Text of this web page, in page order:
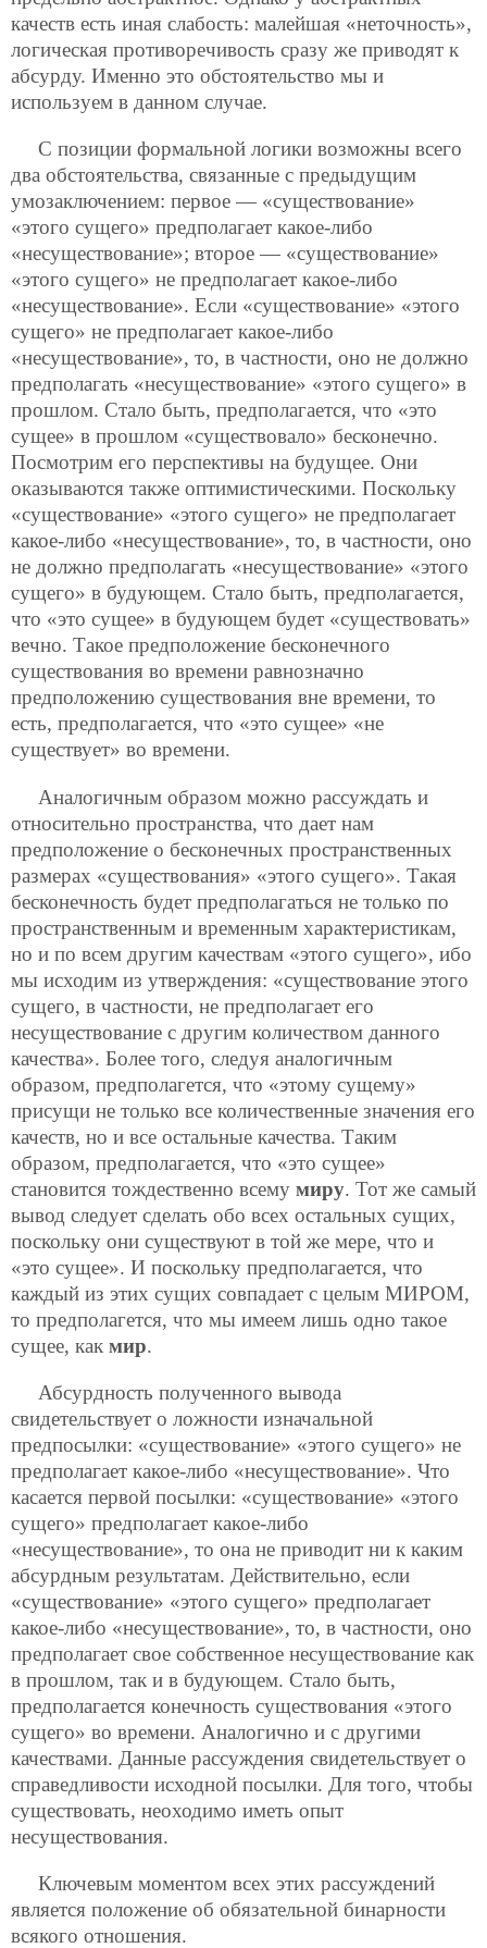
качеств есть иная слабость: малейшая «неточность»,
логическая противоречивость сразу же приводят к
абсурду. Именно это обстоятельство мы и
используем в данном случае.
С позиции формальной логики возможны всего
два обстоятельства, связанные с предыдущим
умозаключением: первое — «существование»
«этого сущего» предполагает какое-либо
«несуществование»; второе — «существование»
«этого сущего» не предполагает какое-либо
«несуществование». Если «существование» «этого
сущего» не предполагает какое-либо
«несуществование», то, в частности, оно не должно
предполагать «несуществование» «этого сущего» в
прошлом. Стало быть, предполагается, что «это
сущее» в прошлом «существовало» бесконечно.
Посмотрим его перспективы на будущее. Они
оказываются также оптимистическими. Поскольку
«существование» «этого сущего» не предполагает
какое-либо «несуществование», то, в частности, оно
не должно предполагать «несуществование» «этого
сущего» в будующем. Стало быть, предполагается,
что «это сущее» в будующем будет «существовать»
вечно. Такое предположение бесконечного
существования во времени равнозначно
предположению существования вне времени, то
есть, предполагается, что «это сущее» «не
существует» во времени.
Аналогичным образом можно рассуждать и
относительно пространства, что дает нам
предположение о бесконечных пространственных
размерах «существования» «этого сущего». Такая
бесконечность будет предполагаться не только по
пространственным и временным характеристикам,
но и по всем другим качествам «этого сущего», ибо
мы исходим из утверждения: «существование этого
сущего, в частности, не предполагает его
несуществование с другим количеством данного
качества». Более того, следуя аналогичным
образом, предполагется, что «этому сущему»
присущи не только все количественные значения его
качеств, но и все остальные качества. Таким
образом, предполагается, что «это сущее»
становится тождественно всему миру. Тот же самый
вывод следует сделать обо всех остальных сущих,
поскольку они существуют в той же мере, что и
«это сущее». И поскольку предполагается, что
каждый из этих сущих совпадает с целым МИРОМ,
то предполагется, что мы имеем лишь одно такое
сущее, как мир.
Абсурдность полученного вывода
свидетельствует о ложности изначальной
предпосылки: «существование» «этого сущего» не
предполагает какое-либо «несуществование». Что
касается первой посылки: «существование» «этого
сущего» предполагает какое-либо
«несуществование», то она не приводит ни к каким
абсурдным результатам. Действительно, если
«существование» «этого сущего» предполагает
какое-либо «несуществование», то, в частности, оно
предполагает свое собственное несуществование как
в прошлом, так и в будующем. Стало быть,
предполагается конечность существования «этого
сущего» во времени. Аналогично и с другими
качествами. Данные рассуждения свидетельствует о
справедливости исходной посылки. Для того, чтобы
существовать, неоходимо иметь опыт
несуществования.
Ключевым моментом всех этих рассуждений
является положение об обязательной бинарности
всякого отношения.